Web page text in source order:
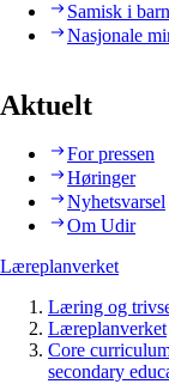
Samisk i
Nasjonale
Aktuelt
For pressen
Høringer
Nyhetsvarsel
Om Udir
Læreplanverket
Læring og
Læreplanverket
Core
secondary